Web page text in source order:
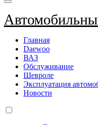
Главная
Daewoo
ВАЗ
Обслуживание
Шевроле
Эксплуатация
Новости